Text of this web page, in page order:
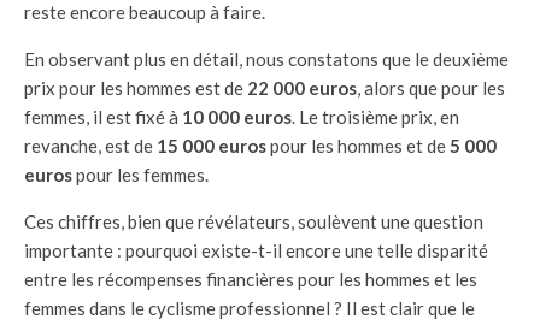
reste encore beaucoup à faire.
En observant plus en détail, nous constatons que le deuxième
prix pour les hommes est de 22 000 euros, alors que pour les
femmes, il est fixé à 10 000 euros. Le troisième prix, en
revanche, est de 15 000 eurospour les hommes et de5 000
eurospour les femmes.
Ces chiffres, bien que révélateurs, soulèvent une question
importante : pourquoi existe-t-il encore une telle disparité
entre les récompenses financières pour les hommes et les
femmes dans le cyclisme professionnel ? Il est clair que le